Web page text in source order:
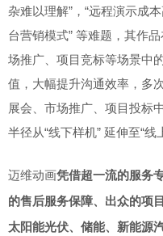
杂难以理解”，“远程演示成
台营销模式” 等难题，其作
场推广、项目竞标等场景中
值，大幅提升沟通效率，多
展会、市场推广、项目投标
半径从“线下样机” 延伸至“线
迈维动画凭借超一流的服务
的售后服务保障、出众的项
太阳能光伏、储能、新能源